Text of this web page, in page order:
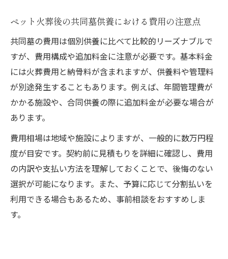
ペット火葬後の共同墓供養における費用の注意点
共同墓の費用は個別供養に比べて比較的リーズナブルで
すが、費用構成や追加料金に注意が必要です。基本料金
には火葬費用と納骨料が含まれますが、供養料や管理料
が別途発生することもあります。例えば、年間管理費が
かかる施設や、合同供養の際に追加料金が必要な場合が
あります。
費用相場は地域や施設によりますが、一般的に数万円程
度が目安です。契約前に見積もりを詳細に確認し、費用
の内訳や支払い方法を理解しておくことで、後悔のない
選択が可能になります。また、予算に応じて分割払いを
利用できる場合もあるため、事前相談をおすすめしま
す。